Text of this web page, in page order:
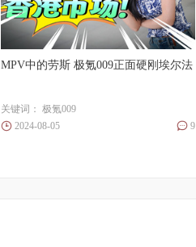
MPV中的劳斯 极氪009正面硬刚埃尔法
关键词： 极氪009
2024-08-05
9